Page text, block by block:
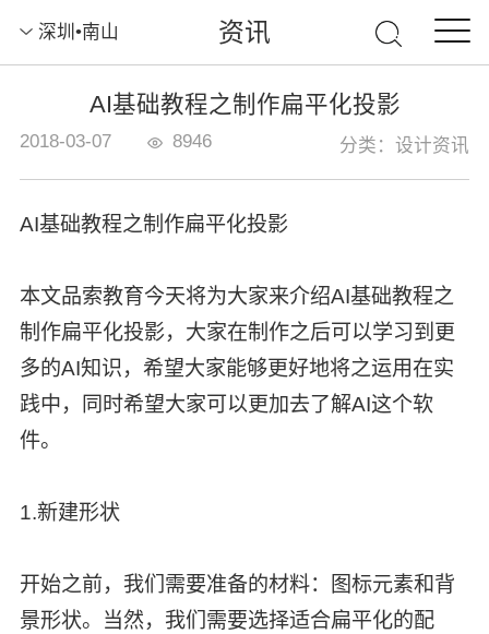
深圳•南山 资讯
AI基础教程之制作扁平化投影
2018-03-07 8946 分类：设计资讯
AI基础教程之制作扁平化投影
本文品索教育今天将为大家来介绍AI基础教程之
制作扁平化投影，大家在制作之后可以学习到更
多的AI知识，希望大家能够更好地将之运用在实
践中，同时希望大家可以更加去了解AI这个软
件。
1.新建形状
开始之前，我们需要准备的材料：图标元素和背
景形状。当然，我们需要选择适合扁平化的配